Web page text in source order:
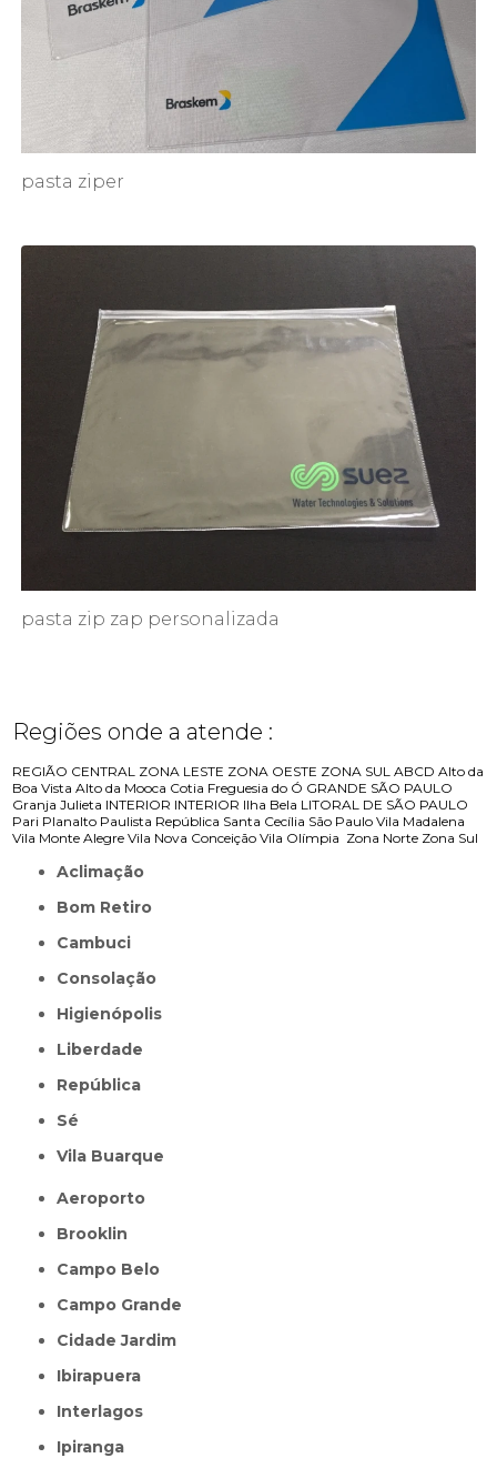
pasta ziper
pasta zip zap personalizada
Regiões onde a atende :
REGIÃO CENTRAL ZONA LESTE ZONA OESTE ZONA SUL ABCD Alto da
Boa Vista Alto da Mooca Cotia Freguesia do Ó GRANDE SÃO PAULO
Granja Julieta INTERIOR INTERIOR Ilha Bela LITORAL DE SÃO PAULO
Pari Planalto Paulista República Santa Cecília São Paulo Vila Madalena
Vila Monte Alegre Vila Nova Conceição Vila Olímpia Zona Norte Zona Sul
Aclimação
Bom Retiro
Cambuci
Consolação
Higienópolis
Liberdade
República
Sé
Vila Buarque
Aeroporto
Brooklin
Campo Belo
Campo Grande
Cidade Jardim
Ibirapuera
Interlagos
Ipiranga